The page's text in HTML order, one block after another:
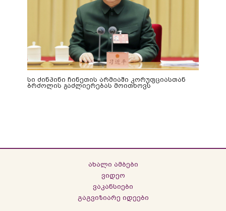
სი ძინპინი ჩინეთის არმიაში კორუფციასთან
ბრძოლის გაძლიერებას მოითხოვს
ახალი ამბები
ვიდეო
ვაკანსიები
გაგვიზიარე იდეები